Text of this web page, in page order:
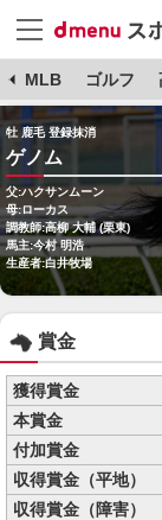
MLB ゴルフ
牡 鹿毛 登録抹消
ゲノム
父:ハクサンムーン
母:ローカス
調教師:高柳 大輔 (栗東)
馬主:今村 明浩
生産者:白井牧場
賞金
獲得賞金
本賞金
付加賞金
収得賞金（平地）
収得賞金（障害）